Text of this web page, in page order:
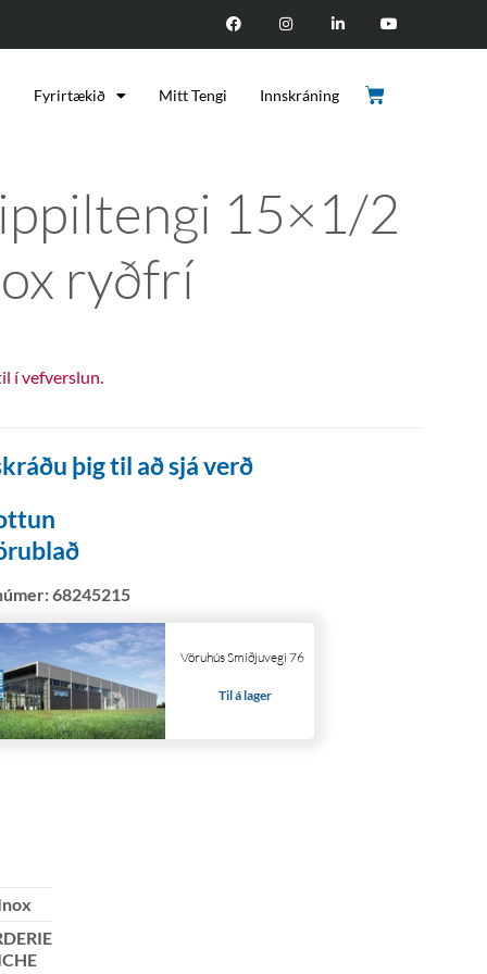
Fyrirtækið Mitt Tengi Innskráning
15×1/2
ryðfrí
í vefverslun.
þig til að sjá verð
68245215
Vöruhús Smiðjuvegi 76
Til á lager